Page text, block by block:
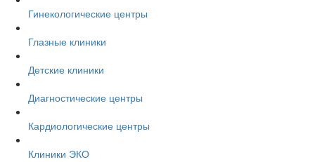
Гинекологические центры
Глазные клиники
Детские клиники
Диагностические центры
Кардиологические центры
Клиники ЭКО